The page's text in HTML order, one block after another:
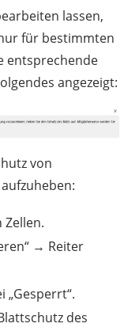
lassen,
für bestimmten
entsprechende
angezeigt:
von
→ Reiter
„Gesperrt“.
des